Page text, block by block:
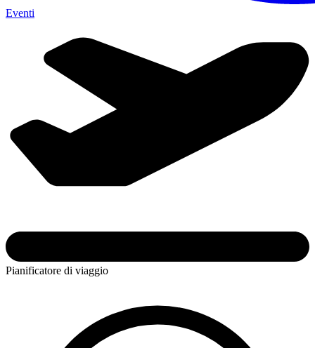
Eventi
Pianificatore di viaggio